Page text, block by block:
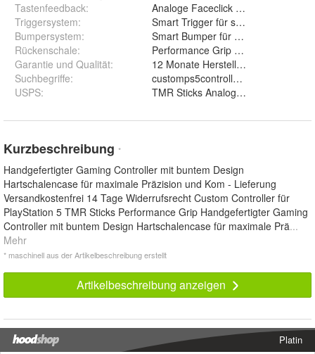
Tastenfeedback:
Analoge Faceclick Tasten mit Klick
Triggersystem:
Smart Trigger für schnelle
Bumpersystem:
Smart Bumper für optimierte
Rückenschale:
Performance Grip Rückenschale
Garantie und Qualität:
12 Monate Herstellergarantie made
Suchbegriffe:
customps5controller
USPS: TMR Sticks Analoge Faceclick
Kurzbeschreibung *
Handgefertigter Gaming Controller mit buntem Design
Hartschalencase für maximale Präzision und Kom - Lieferung
Versandkostenfrei 14 Tage Widerrufsrecht Custom Controller für
PlayStation 5 TMR Sticks Performance Grip Handgefertigter Gaming
Controller mit buntem Design Hartschalencase für maximale Prä...
Mehr
* maschinell aus der Artikelbeschreibung erstellt
Artikelbeschreibung anzeigen
Platin